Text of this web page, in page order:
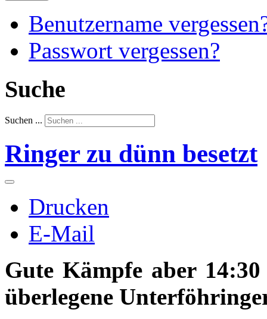
Benutzername
Passwort vergessen?
Suche
Suchen ...
Ringer zu dünn besetzt
Drucken
E-Mail
Gute Kämpfe aber
überlegene